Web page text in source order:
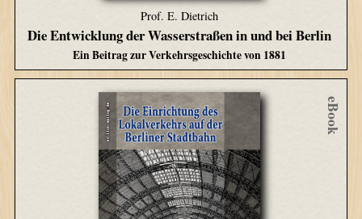
Prof. E. Dietrich
Die Entwicklung der Wasserstraßen in und bei Berlin
Ein Beitrag zur Verkehrsgeschichte von 1881
eBook